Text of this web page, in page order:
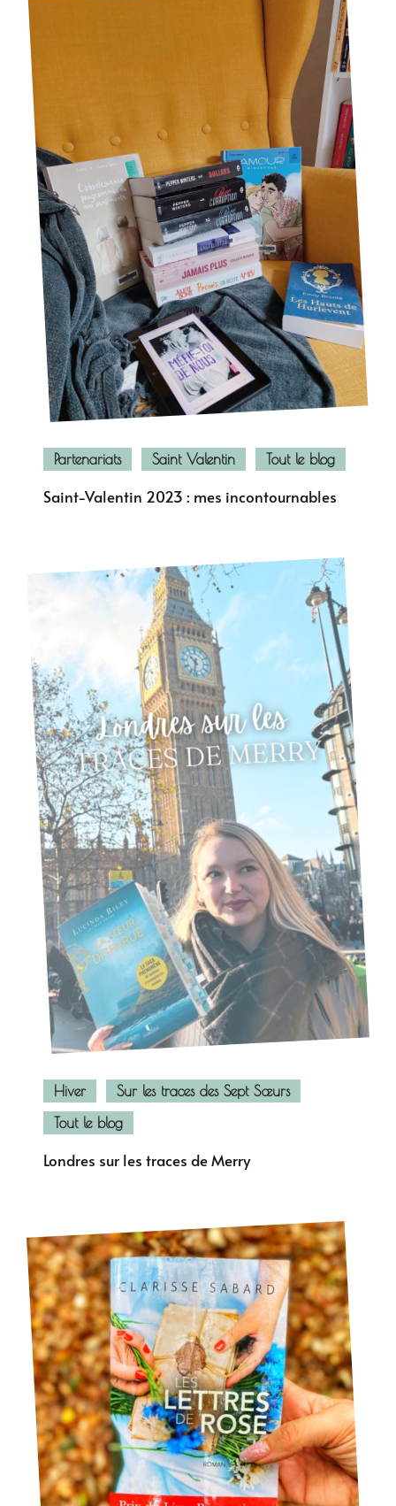
Partenariats Saint Valentin Tout le blog
Saint-Valentin 2023 : mes incontournables
Hiver
Sur les traces des Sept Sœurs
Tout le blog
Londres sur les traces de Merry